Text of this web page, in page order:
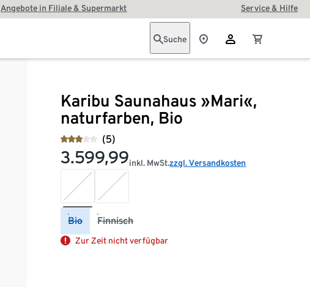
Angebote in Filiale & Supermarkt Service & Hilfe
Suche
Karibu Saunahaus »Mari«,
naturfarben, Bio
(5)
3.599,99inkl. MwSt.zzgl. Versandkosten
Bio Finnisch
Zur Zeit nicht verfügbar